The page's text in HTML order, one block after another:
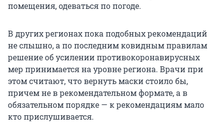
помещения, одеваться по погоде.
В других регионах пока подобных рекомендаций
не слышно, а по последним ковидным правилам
решение об усилении противокоронавирусных
мер принимается на уровне региона. Врачи при
этом считают, что вернуть маски стоило бы,
причем не в рекомендательном формате, а в
обязательном порядке — к рекомендациям мало
кто прислушивается.